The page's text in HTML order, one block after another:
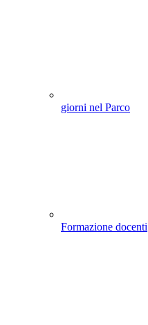
giorni nel Parco
Formazione docenti